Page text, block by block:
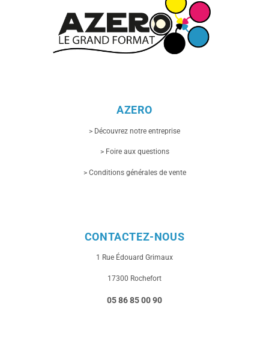
peuvent
être
choisies
sur
AZERO
> Découvrez notre entreprise
> Foire aux questions
> Conditions générales de vente
CONTACTEZ-NOUS
1 Rue Édouard Grimaux
17300 Rochefort
05 86 85 00 90